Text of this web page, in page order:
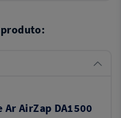
produto:
Ar AirZap DA1500